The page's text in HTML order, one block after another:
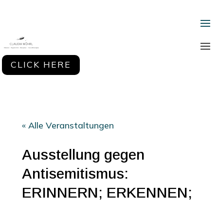
CLICK HERE
« Alle Veranstaltungen
Ausstellung gegen
Antisemitismus:
ERINNERN; ERKENNEN;